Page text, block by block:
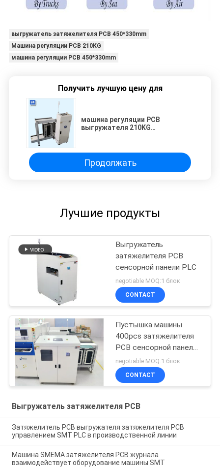
выгружатель затяжелителя PCB 450*330mm
Машина регуляции PCB 210KG
машина регуляции PCB 450*330mm
Получить лучшую цену для
машина регуляции PCB
выгружателя 210KG
Продолжать
Лучшие продукты
Выгружатель
затяжелителя PCB
сенсорной панели PLC
negotiable MOQ:1 блок
CONTACT
Пустышка машины
400pcs затяжелителя
PCB сенсорной панели
PLC нагружая VL-460
negotiable MOQ:1 блок
CONTACT
Выгружатель затяжелителя PCB
Затяжелитель PCB выгружателя затяжелителя PCB
управлением SMT PLC в производственной линии
Машина SMEMA затяжелителя PCB журнала
взаимодействует оборудование машины SMT